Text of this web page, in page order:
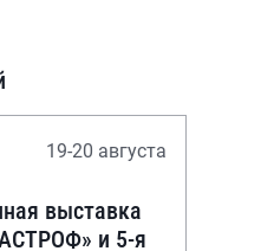
19-20 августа
выставка
и 5-я